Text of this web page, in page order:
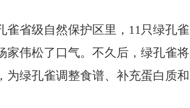
省级自然保护区里，11只绿孔雀
家伟松了口气。不久后，绿孔雀将
为绿孔雀调整食谱、补充蛋白质和